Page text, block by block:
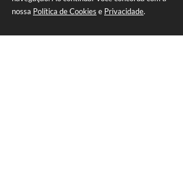
nossa Política de Cookies e Privacidade.